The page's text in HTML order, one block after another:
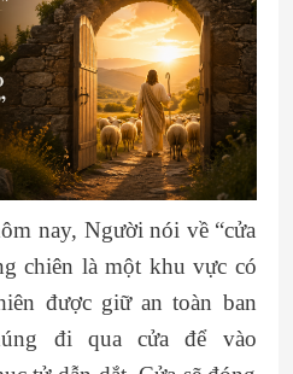
nay, Người nói về “cửa
chiên là một khu vực có
được giữ an toàn ban
đi qua cửa để vào